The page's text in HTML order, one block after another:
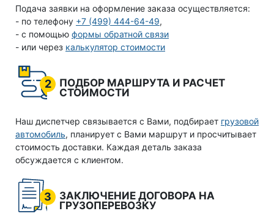
Подача заявки на оформление заказа осуществляется:
- по телефону +7 (499) 444-64-49,
- с помощью формы обратной связи
- или через калькулятор стоимости
2
ПОДБОР МАРШРУТА И РАСЧЕТ
СТОИМОСТИ
Наш диспетчер связывается с Вами, подбирает грузовой
автомобиль, планирует с Вами маршрут и просчитывает
стоимость доставки. Каждая деталь заказа
обсуждается с клиентом.
3
ЗАКЛЮЧЕНИЕ ДОГОВОРА НА
ГРУЗОПЕРЕВОЗКУ